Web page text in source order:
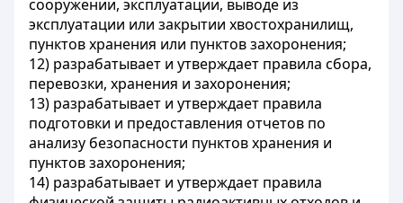
сооружении, эксплуатации, выводе из
эксплуатации или закрытии хвостохранилищ,
пунктов хранения или пунктов захоронения;
12) разрабатывает и утверждает правила сбора,
перевозки, хранения и захоронения;
13) разрабатывает и утверждает правила
подготовки и предоставления отчетов по
анализу безопасности пунктов хранения и
пунктов захоронения;
14) разрабатывает и утверждает правила